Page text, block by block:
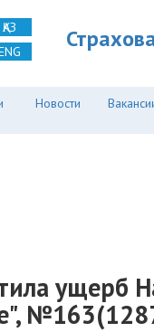
ҚАЗ
Новости
ущерб